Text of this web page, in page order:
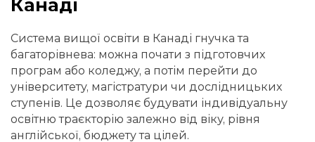
Канаді
Система вищої освіти в Канаді гнучка та
багаторівнева: можна почати з підготовчих
програм або коледжу, а потім перейти до
університету, магістратури чи дослідницьких
ступенів. Це дозволяє будувати індивідуальну
освітню траєкторію залежно від віку, рівня
англійської, бюджету та цілей.